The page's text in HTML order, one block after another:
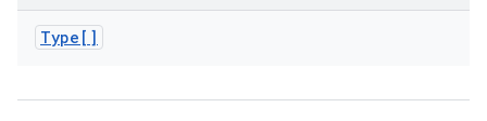
Type[]